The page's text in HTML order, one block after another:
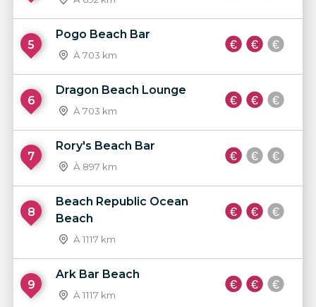
5
Pogo Beach Bar
À 703 km
6
Dragon Beach Lounge
À 703 km
7
Rory's Beach Bar
À 897 km
8
Beach Republic Ocean
Beach
À 1117 km
9
Ark Bar Beach
À 1117 km